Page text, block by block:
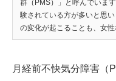
群（PMS）」と呼んでいま
験されている方が多いと思
の変化が起こることも、女性
月経前不快気分障害（